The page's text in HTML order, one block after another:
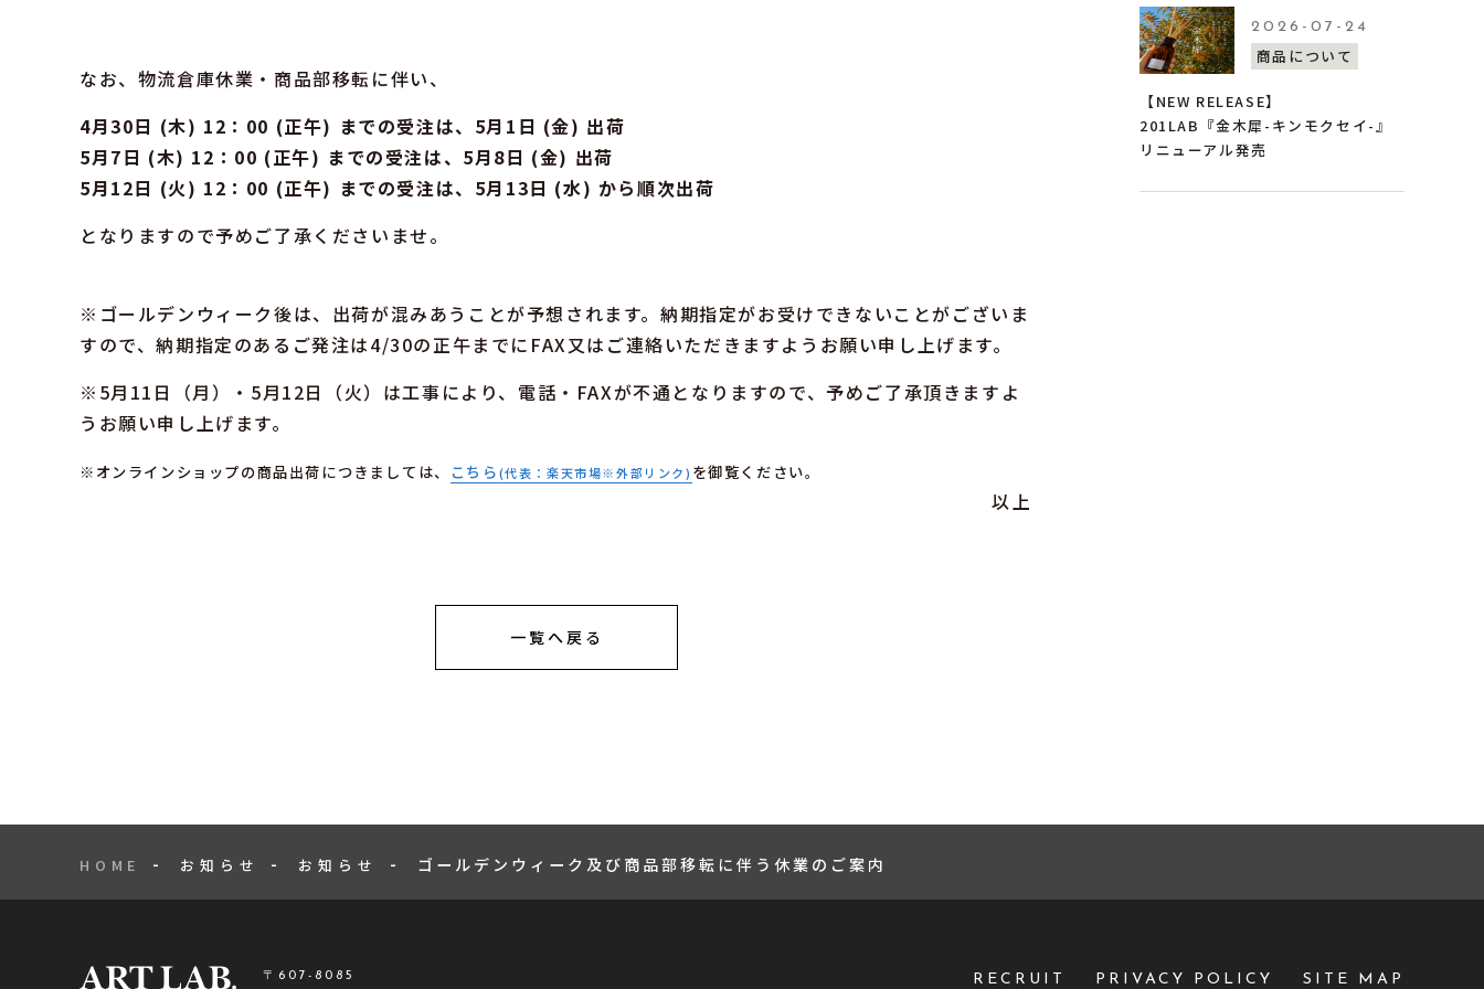
なお、物流倉庫休業・商品部移転に伴い、
4月30日 (木) 12：00 (正午) までの受注は、5月1日 (金) 出荷
5月7日 (木) 12：00 (正午) までの受注は、5月8日 (金) 出荷
5月12日 (火) 12：00 (正午) までの受注は、5月13日 (水) から順次出荷
となりますので予めご了承くださいませ。
※ゴールデンウィーク後は、出荷が混みあうことが予想されます。納期指定がお受けできないことがございま
すので、納期指定のあるご発注は4/30の正午までにFAX又はご連絡いただきますようお願い申し上げます。
※5月11日（月）・5月12日（火）は工事により、電話・FAXが不通となりますので、予めご了承頂きますよ
うお願い申し上げます。
※オンラインショップの商品出荷につきましては、 こちら(代表：楽天市場※外部リンク) を御覧ください。
以上
一覧へ戻る
2026-07-24
商品について
【NEW RELEASE】
201LAB『金木犀-キンモクセイ-』
リニューアル発売
HOME お知らせ お知らせ ゴールデンウィーク及び商品部移転に伴う休業のご案内
〒607-8085 RECRUIT PRIVACY POLICY SITE MAP